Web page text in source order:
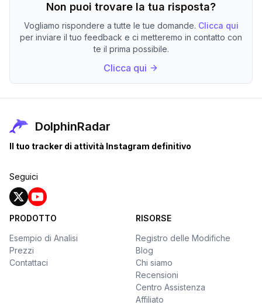
Non puoi trovare la tua risposta?
Vogliamo rispondere a tutte le tue domande. Clicca qui
per inviare il tuo feedback e ci metteremo in contatto con
te il prima possibile.
Clicca qui
DolphinRadar
Il tuo tracker di attività Instagram definitivo
Seguici
PRODOTTO
Esempio di Analisi
Prezzi
Contattaci
RISORSE
Registro delle Modifiche
Blog
Chi siamo
Recensioni
Centro Assistenza
Affiliato